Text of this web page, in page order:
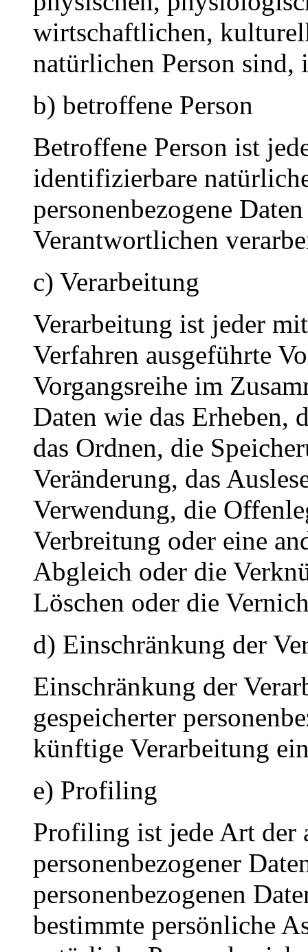
wirtschaftlichen,
natürlichen Person
b) betroffene Person
Betroffene Person ist
identifizierbare
personenbezogene
Verantwortlichen
c) Verarbeitung
Verarbeitung ist jeder
Verfahren ausgeführte
Vorgangsreihe im
Daten wie das Erheben,
das Ordnen, die
Veränderung, das
Verwendung, die
Verbreitung oder eine
Abgleich oder die
Löschen oder die
d) Einschränkung der
Einschränkung der
gespeicherter
künftige Verarbeitung
e) Profiling
Profiling ist jede Art der
personenbezogener
personenbezogenen
bestimmte persönliche